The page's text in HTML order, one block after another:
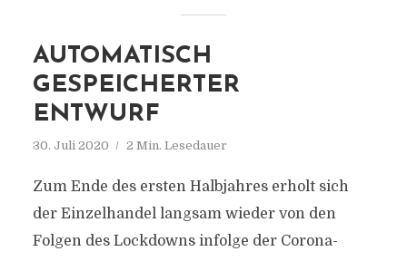
AUTOMATISCH
GESPEICHERTER
ENTWURF
30. Juli 2020 2 Min. Lesedauer
Zum Ende des ersten Halbjahres erholt sich
der Einzelhandel langsam wieder von den
Folgen des Lockdowns infolge der Corona-